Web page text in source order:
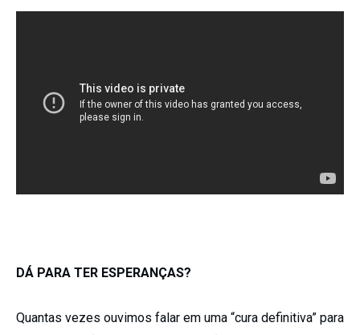
DÁ PARA TER ESPERANÇAS?
Quantas vezes ouvimos falar em uma “cura definitiva” para